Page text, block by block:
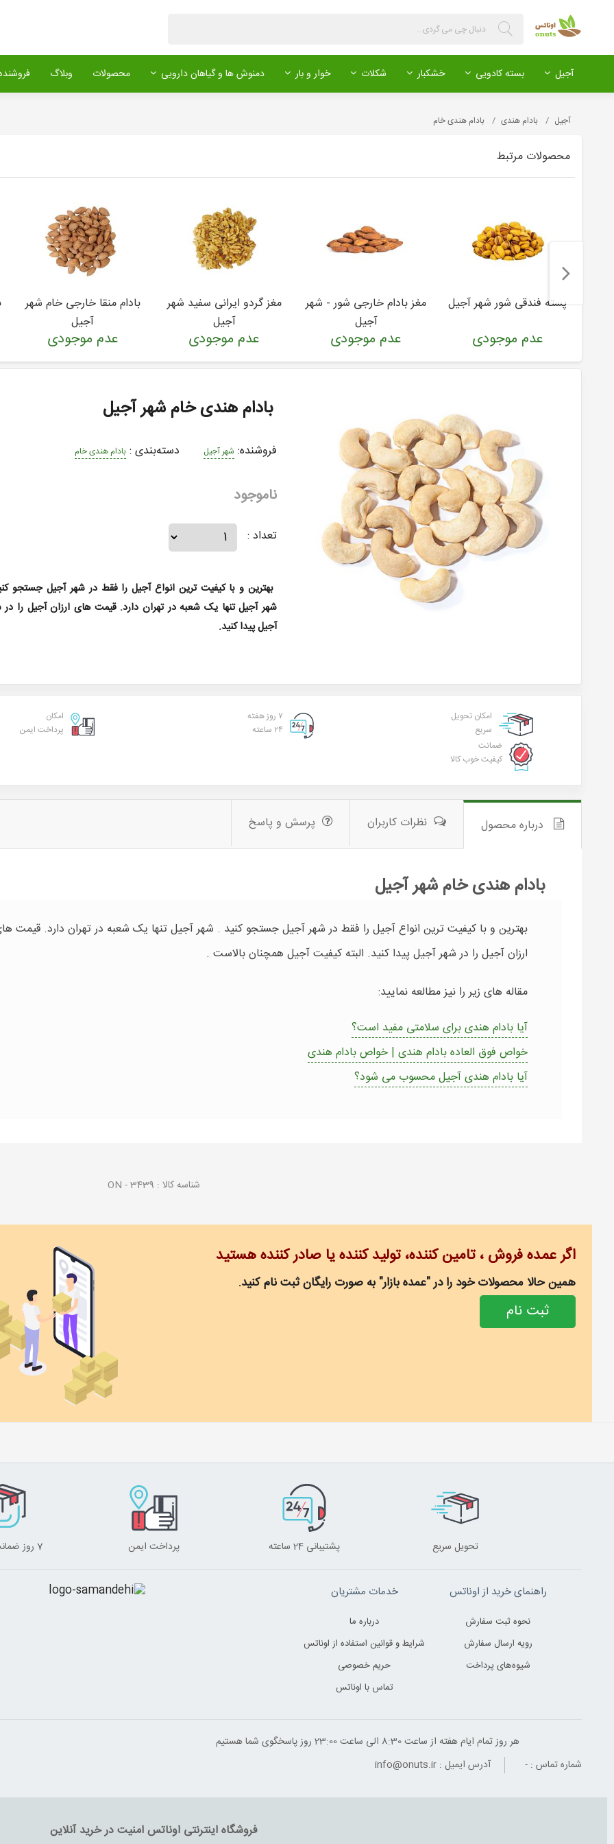
آجیل بسته کادویی خشکبار شکلات خوار و بار دمنوش ها و گیاهان دارویی محصولات وبلاگ
آجیل بادام هندی بادام هندی خام
محصولات مرتبط
پسته فندقی شور شهر آجیل
عدم موجودی
مغز بادام خارجی شور - شهر
آجیل
عدم موجودی
مغز گردو ایرانی سفید شهر
آجیل
عدم موجودی
بادام منقا خارجی خام شهر
آجیل
عدم موجودی
بادام هندی خام شهر آجیل
فروشنده: شهر آجیل دسته‌بندی : بادام هندی خام
ناموجود
تعداد :
بهترین و با کیفیت ترین انواع آجیل را فقط در شهر آجیل جستجو
شهر آجیل تنها یک شعبه در تهران دارد. قیمت های ارزان آجیل را در
آجیل پیدا کنید.
امکان تحویل
سریع
۷ روز هفته
۲۴ ساعته
امکان
پرداخت ایمن
ضمانت
کیفیت خوب کالا
درباره محصول نظرات کاربران پرسش و پاسخ
بادام هندی خام شهر آجیل
بهترین و با کیفیت ترین انواع آجیل را فقط در شهر آجیل جستجو کنید . شهر آجیل تنها یک شعبه در تهران دارد. قیمت
ارزان آجیل را در شهر آجیل پیدا کنید. البته کیفیت آجیل همچنان بالاست .
مقاله های زیر را نیز مطالعه نمایید:
آیا بادام هندی برای سلامتی مفید است؟
خواص فوق العاده بادام هندی | خواص بادام هندی
آیا بادام هندی آجیل محسوب می شود؟
شناسه کالا : ON - 3439
اگر عمده فروش ، تامین کننده، تولید کننده یا صادر کننده هستید
همین حالا محصولات خود را در "عمده بازار" به صورت رایگان ثبت نام کنید.
ثبت نام
تحویل سریع پشتیبانی 24 ساعته پرداخت ایمن 7 روز ضمانت برگشت
راهنمای خرید از اوناتس
نحوه ثبت سفارش
رویه ارسال سفارش
شیوه‌های پرداخت
خدمات مشتریان
درباره ما
شرایط و قوانین استفاده از اوناتس
حریم خصوصی
تماس با اوناتس
هر روز تمام ایام هفته از ساعت 8:30 الی ساعت 23:00 ‌روز پاسخگوی شما هستیم
شماره تماس : - آدرس ایمیل : info@onuts.ir
فروشگاه اینترنتی اوناتس امنیت در خرید آنلاین